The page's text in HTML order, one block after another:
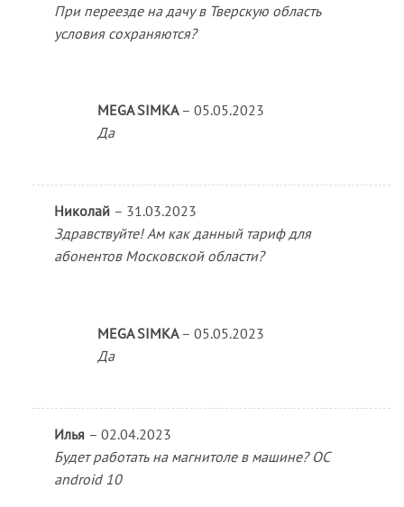
При переезде на дачу в Тверскую область
условия сохраняются?
MEGA SIMKA – 05.05.2023
Да
Николай – 31.03.2023
Здравствуйте! Ам как данный тариф для
абонентов Московской области?
MEGA SIMKA – 05.05.2023
Да
Илья – 02.04.2023
Будет работать на магнитоле в машине? ОС
android 10